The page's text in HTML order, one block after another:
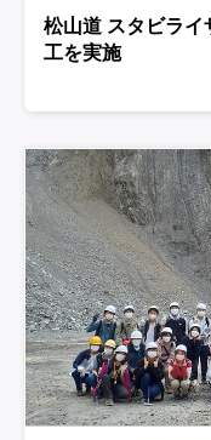
松山道 スタビライ
工を実施